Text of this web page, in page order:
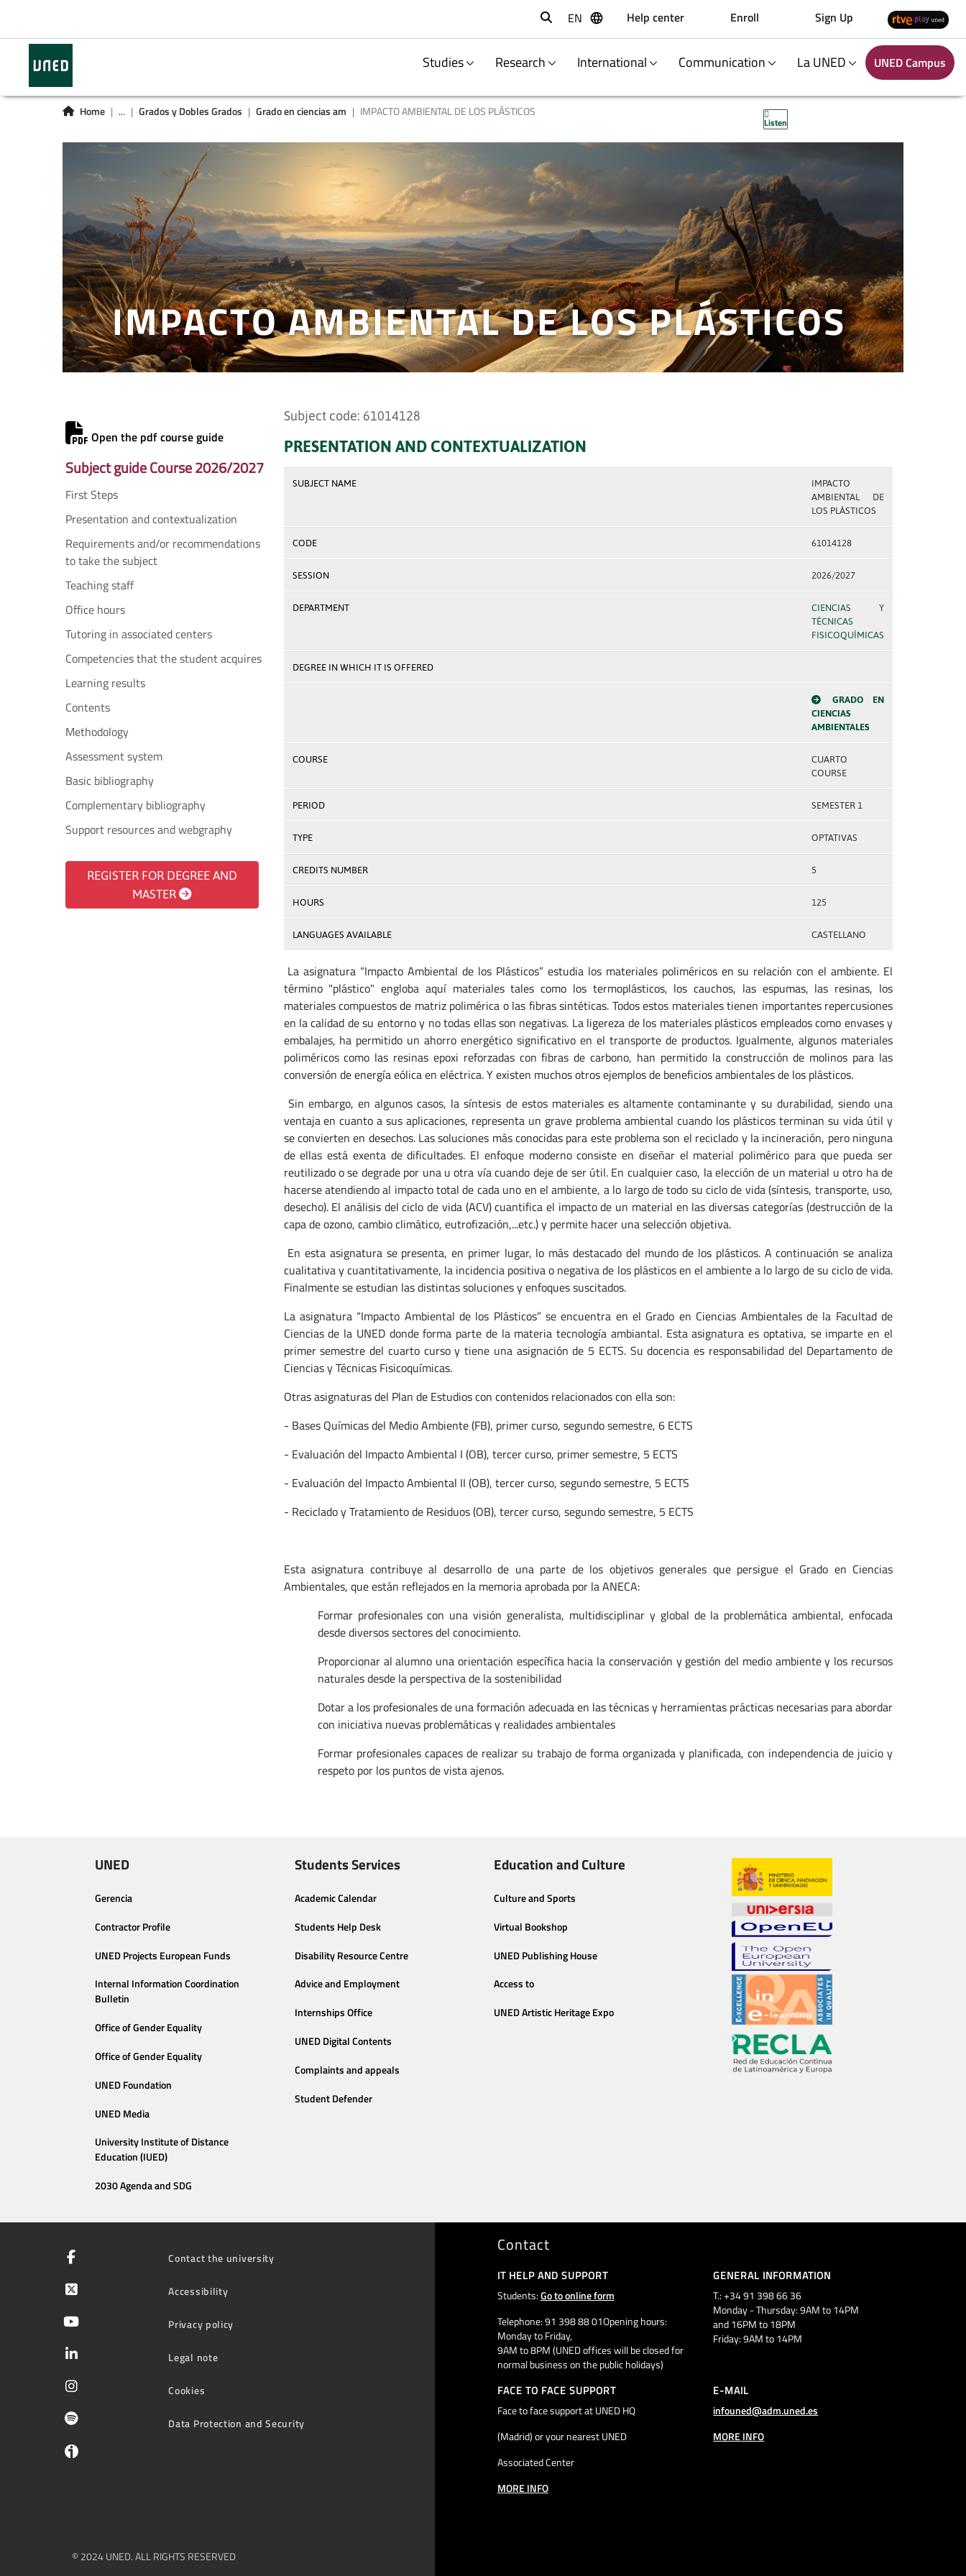
Buscar
EN Help center Enroll Sign Up
Studies Research International Communication La UNED UNED Campus
Home ... Grados y Dobles Grados Grado en ciencias am IMPACTO AMBIENTAL DE LOS PLÁSTICOS
Listen
IMPACTO AMBIENTAL DE LOS PLÁSTICOS
Open the pdf course guide
Subject guide Course 2026/2027
First Steps
Presentation and contextualization
Requirements and/or recommendations
to take the subject
Teaching staff
Office hours
Tutoring in associated centers
Competencies that the student acquires
Learning results
Contents
Methodology
Assessment system
Basic bibliography
Complementary bibliography
Support resources and webgraphy
REGISTER FOR DEGREE AND
MASTER
Subject code: 61014128
PRESENTATION AND CONTEXTUALIZATION
SUBJECT NAME
IMPACTO
AMBIENTAL DE
LOS PLÁSTICOS
CODE 61014128
SESSION 2026/2027
DEPARTMENT
CIENCIAS Y
TÉCNICAS
FISICOQUÍMICAS
DEGREE IN WHICH IT IS OFFERED
GRADO EN
CIENCIAS
AMBIENTALES
COURSE
CUARTO
COURSE
PERIOD SEMESTER 1
TYPE OPTATIVAS
CREDITS NUMBER 5
HOURS 125
LANGUAGES AVAILABLE CASTELLANO
La asignatura “Impacto Ambiental de los Plásticos” estudia los materiales poliméricos en su relación con el ambiente. El
término "plástico" engloba aquí materiales tales como los termoplásticos, los cauchos, las espumas, las resinas, los
materiales compuestos de matriz polimérica o las fibras sintéticas. Todos estos materiales tienen importantes repercusiones
en la calidad de su entorno y no todas ellas son negativas. La ligereza de los materiales plásticos empleados como envases y
embalajes, ha permitido un ahorro energético significativo en el transporte de productos. Igualmente, algunos materiales
poliméricos como las resinas epoxi reforzadas con fibras de carbono, han permitido la construcción de molinos para las
conversión de energía eólica en eléctrica. Y existen muchos otros ejemplos de beneficios ambientales de los plásticos.
Sin embargo, en algunos casos, la síntesis de estos materiales es altamente contaminante y su durabilidad, siendo una
ventaja en cuanto a sus aplicaciones, representa un grave problema ambiental cuando los plásticos terminan su vida útil y
se convierten en desechos. Las soluciones más conocidas para este problema son el reciclado y la incineración, pero ninguna
de ellas está exenta de dificultades. El enfoque moderno consiste en diseñar el material polimérico para que pueda ser
reutilizado o se degrade por una u otra vía cuando deje de ser útil. En cualquier caso, la elección de un material u otro ha de
hacerse atendiendo al impacto total de cada uno en el ambiente, a lo largo de todo su ciclo de vida (síntesis, transporte, uso,
desecho). El análisis del ciclo de vida (ACV) cuantifica el impacto de un material en las diversas categorías (destrucción de la
capa de ozono, cambio climático, eutrofización,...etc.) y permite hacer una selección objetiva.
En esta asignatura se presenta, en primer lugar, lo más destacado del mundo de los plásticos. A continuación se analiza
cualitativa y cuantitativamente, la incidencia positiva o negativa de los plásticos en el ambiente a lo largo de su ciclo de vida.
Finalmente se estudian las distintas soluciones y enfoques suscitados.
La asignatura “Impacto Ambiental de los Plásticos” se encuentra en el Grado en Ciencias Ambientales de la Facultad de
Ciencias de la UNED donde forma parte de la materia tecnología ambiantal. Esta asignatura es optativa, se imparte en el
primer semestre del cuarto curso y tiene una asignación de 5 ECTS. Su docencia es responsabilidad del Departamento de
Ciencias y Técnicas Fisicoquímicas.
Otras asignaturas del Plan de Estudios con contenidos relacionados con ella son:
- Bases Químicas del Medio Ambiente (FB), primer curso, segundo semestre, 6 ECTS
- Evaluación del Impacto Ambiental I (OB), tercer curso, primer semestre, 5 ECTS
- Evaluación del Impacto Ambiental II (OB), tercer curso, segundo semestre, 5 ECTS
- Reciclado y Tratamiento de Residuos (OB), tercer curso, segundo semestre, 5 ECTS
Esta asignatura contribuye al desarrollo de una parte de los objetivos generales que persigue el Grado en Ciencias
Ambientales, que están reflejados en la memoria aprobada por la ANECA:
Formar profesionales con una visión generalista, multidisciplinar y global de la problemática ambiental, enfocada
desde diversos sectores del conocimiento.
Proporcionar al alumno una orientación específica hacia la conservación y gestión del medio ambiente y los recursos
naturales desde la perspectiva de la sostenibilidad
Dotar a los profesionales de una formación adecuada en las técnicas y herramientas prácticas necesarias para abordar
con iniciativa nuevas problemáticas y realidades ambientales
Formar profesionales capaces de realizar su trabajo de forma organizada y planificada, con independencia de juicio y
respeto por los puntos de vista ajenos.
UNED
Gerencia
Contractor Profile
UNED Projects European Funds
Internal Information Coordination
Bulletin
Office of Gender Equality
Office of Gender Equality
UNED Foundation
UNED Media
University Institute of Distance
Education (IUED)
2030 Agenda and SDG
Students Services
Academic Calendar
Students Help Desk
Disability Resource Centre
Advice and Employment
Internships Office
UNED Digital Contents
Complaints and appeals
Student Defender
Education and Culture
Culture and Sports
Virtual Bookshop
UNED Publishing House
Access to
UNED Artistic Heritage Expo
Contact the university
Accessibility
Privacy policy
Legal note
Cookies
Data Protection and Security
© 2024 UNED. ALL RIGHTS RESERVED
Contact
IT HELP AND SUPPORT
Students:Go to online form
Telephone: 91 398 88 01Opening hours:
Monday to Friday,
9AM to 8PM (UNED offices will be closed for
normal business on the public holidays)
GENERAL INFORMATION
T.: +34 91 398 66 36
Monday - Thursday: 9AM to 14PM
and 16PM to 18PM
Friday: 9AM to 14PM
FACE TO FACE SUPPORT
Face to face support at UNED HQ
(Madrid) or your nearest UNED
Associated Center
MORE INFO
E-MAIL
infouned@adm.uned.es
MORE INFO